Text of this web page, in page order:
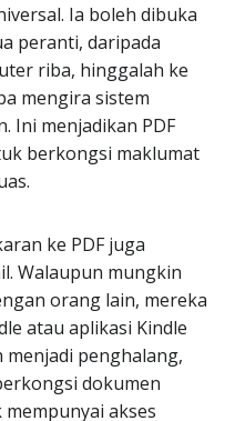
Ia boleh dibuka
peranti, daripada
riba, hinggalah ke
mengira sistem
Ini menjadikan PDF
berkongsi maklumat
ke PDF juga
Walaupun mungkin
orang lain, mereka
atau aplikasi Kindle
penghalang,
dokumen
akses